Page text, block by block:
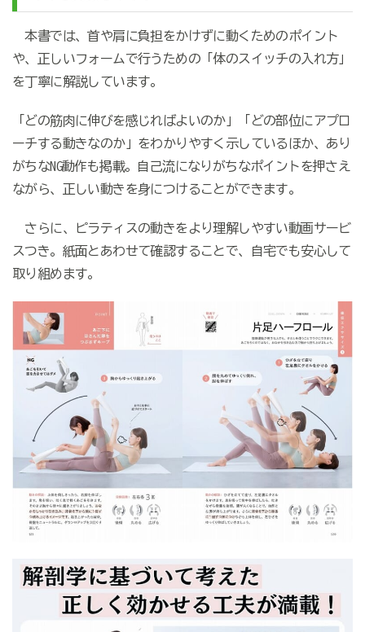
本書では、首や肩に負担をかけずに動くためのポイント
や、正しいフォームで行うための「体のスイッチの入れ方」
を丁寧に解説しています。
「どの筋肉に伸びを感じればよいのか」「どの部位にアプロ
ーチする動きなのか」をわかりやすく示しているほか、あり
がちなNG動作も掲載。自己流になりがちなポイントを押さえ
ながら、正しい動きを身につけることができます。
さらに、ピラティスの動きをより理解しやすい動画サービ
スつき。紙面とあわせて確認することで、自宅でも安心して
取り組めます。